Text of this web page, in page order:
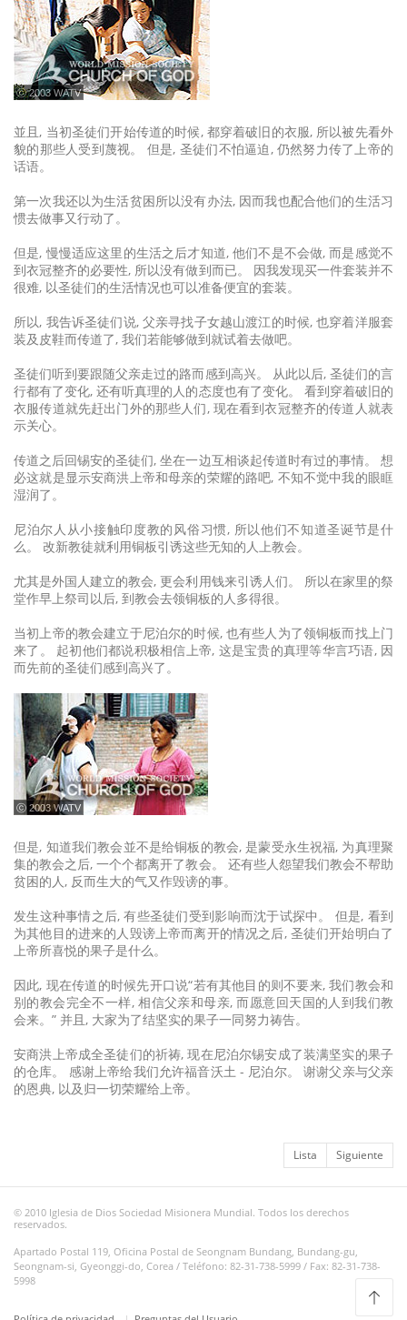
ⓒ 2003 WATV
並且, 当初圣徒们开始传道的时候, 都穿着破旧的衣服, 所以被先看外
貌的那些人受到蔑视。 但是, 圣徒们不怕逼迫, 仍然努力传了上帝的
话语。
第一次我还以为生活贫困所以没有办法, 因而我也配合他们的生活习
惯去做事又行动了。
但是, 慢慢适应这里的生活之后才知道, 他们不是不会做, 而是感觉不
到衣冠整齐的必要性, 所以没有做到而已。 因我发现买一件套装并不
很难, 以圣徒们的生活情况也可以准备便宜的套装。
所以, 我告诉圣徒们说, 父亲寻找子女越山渡江的时候, 也穿着洋服套
装及皮鞋而传道了, 我们若能够做到就试着去做吧。
圣徒们听到要跟随父亲走过的路而感到高兴。 从此以后, 圣徒们的言
行都有了变化, 还有听真理的人的态度也有了变化。 看到穿着破旧的
衣服传道就先赶出门外的那些人们, 现在看到衣冠整齐的传道人就表
示关心。
传道之后回锡安的圣徒们, 坐在一边互相谈起传道时有过的事情。 想
必这就是显示安商洪上帝和母亲的荣耀的路吧, 不知不觉中我的眼眶
湿润了。
尼泊尔人从小接触印度教的风俗习惯, 所以他们不知道圣诞节是什
么。 改新教徒就利用铜板引诱这些无知的人上教会。
尤其是外国人建立的教会, 更会利用钱来引诱人们。 所以在家里的祭
堂作早上祭司以后, 到教会去领铜板的人多得很。
当初上帝的教会建立于尼泊尔的时候, 也有些人为了领铜板而找上门
来了。 起初他们都说积极相信上帝, 这是宝贵的真理等华言巧语, 因
而先前的圣徒们感到高兴了。
ⓒ 2003 WATV
但是, 知道我们教会並不是给铜板的教会, 是蒙受永生祝福, 为真理聚
集的教会之后, 一个个都离开了教会。 还有些人怨望我们教会不帮助
贫困的人, 反而生大的气又作毁谤的事。
发生这种事情之后, 有些圣徒们受到影响而沈于试探中。 但是, 看到
为其他目的进来的人毁谤上帝而离开的情况之后, 圣徒们开始明白了
上帝所喜悦的果子是什么。
因此, 现在传道的时候先开口说“若有其他目的则不要来, 我们教会和
别的教会完全不一样, 相信父亲和母亲, 而愿意回天国的人到我们教
会来。” 并且, 大家为了结坚实的果子一同努力祷告。
安商洪上帝成全圣徒们的祈祷, 现在尼泊尔锡安成了装满坚实的果子
的仓库。 感谢上帝给我们允许福音沃土 - 尼泊尔。 谢谢父亲与父亲
的恩典, 以及归一切荣耀给上帝。
Lista Siguiente
© 2010 Iglesia de Dios Sociedad Misionera Mundial. Todos los derechos
reservados.
Apartado Postal 119, Oficina Postal de Seongnam Bundang, Bundang-gu,
Seongnam-si, Gyeonggi-do, Corea / Teléfono: 82-31-738-5999 / Fax: 82-31-738-
5998